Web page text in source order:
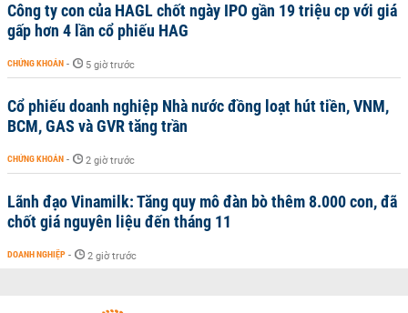
Công ty con của HAGL chốt ngày IPO gần 19 triệu cp với giá
gấp hơn 4 lần cổ phiếu HAG
CHỨNG KHOÁN - 5 giờ trước
Cổ phiếu doanh nghiệp Nhà nước đồng loạt hút tiền, VNM,
BCM, GAS và GVR tăng trần
CHỨNG KHOÁN - 2 giờ trước
Lãnh đạo Vinamilk: Tăng quy mô đàn bò thêm 8.000 con, đã
chốt giá nguyên liệu đến tháng 11
DOANH NGHIỆP - 2 giờ trước